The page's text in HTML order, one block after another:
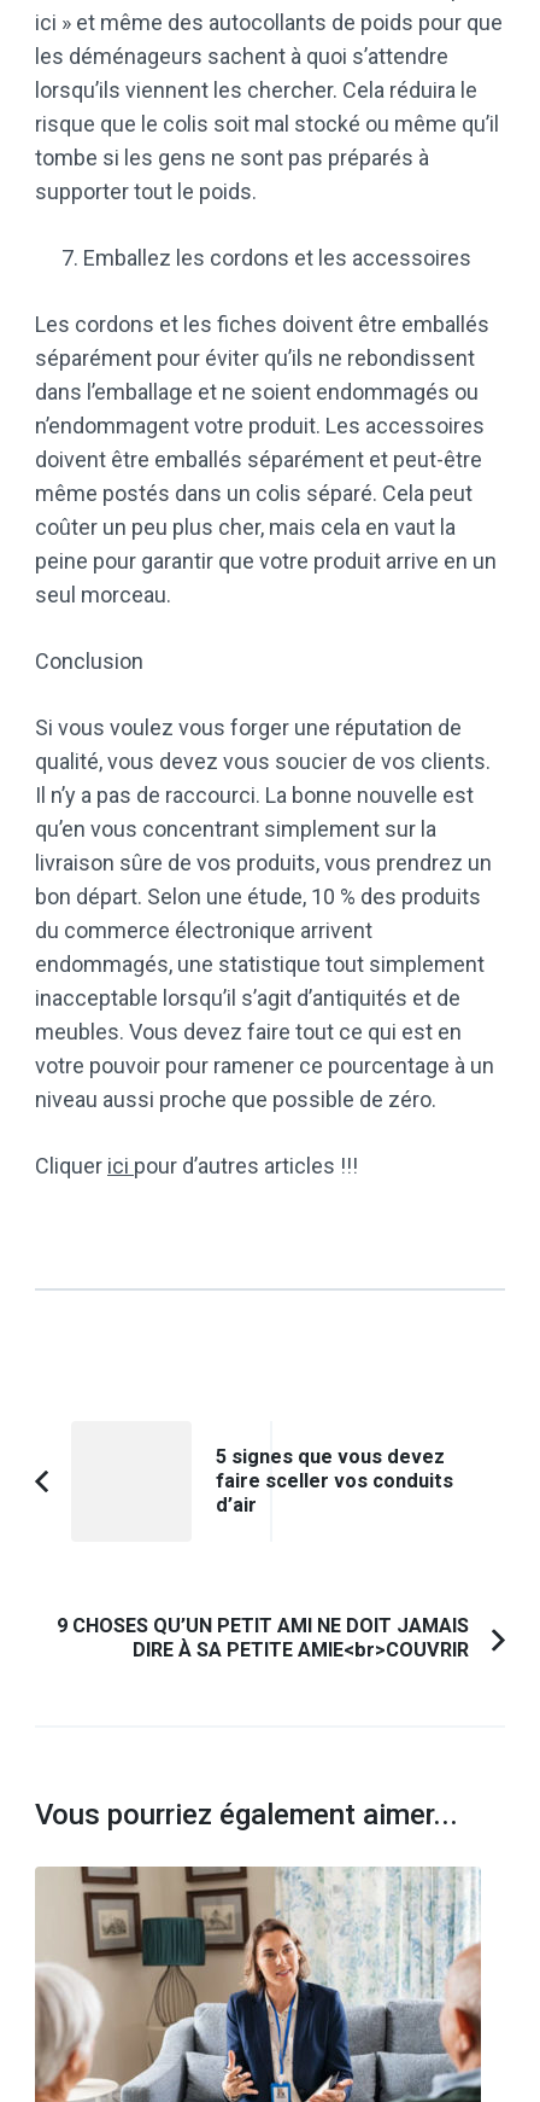
ici » et même des autocollants de poids pour que
les déménageurs sachent à quoi s’attendre
lorsqu’ils viennent les chercher. Cela réduira le
risque que le colis soit mal stocké ou même qu’il
tombe si les gens ne sont pas préparés à
supporter tout le poids.
Emballez les cordons et les accessoires
Les cordons et les fiches doivent être emballés
séparément pour éviter qu’ils ne rebondissent
dans l’emballage et ne soient endommagés ou
n’endommagent votre produit. Les accessoires
doivent être emballés séparément et peut-être
même postés dans un colis séparé. Cela peut
coûter un peu plus cher, mais cela en vaut la
peine pour garantir que votre produit arrive en un
seul morceau.
Conclusion
Si vous voulez vous forger une réputation de
qualité, vous devez vous soucier de vos clients.
Il n’y a pas de raccourci. La bonne nouvelle est
qu’en vous concentrant simplement sur la
livraison sûre de vos produits, vous prendrez un
bon départ. Selon une étude, 10 % des produits
du commerce électronique arrivent
endommagés, une statistique tout simplement
inacceptable lorsqu’il s’agit d’antiquités et de
meubles. Vous devez faire tout ce qui est en
votre pouvoir pour ramener ce pourcentage à un
niveau aussi proche que possible de zéro.
Cliquer ici pour d’autres articles !!!
d'article
5 signes que vous devez
faire sceller vos conduits
d’air
9 CHOSES QU’UN PETIT AMI NE DOIT JAMAIS
DIRE À SA PETITE AMIE<br>COUVRIR
Vous pourriez également aimer...